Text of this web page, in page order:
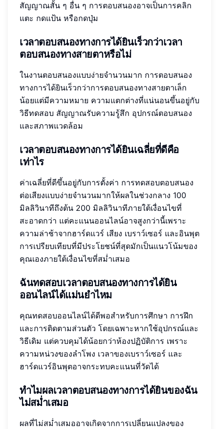
สัญญาณสั้น ๆ อื่น ๆ การตอบสนองอาจเป็นการคลิก
แตะ กดแป้น หรือกดปุ่ม
เวลาตอบสนองทางการได้ยินเร็วกว่าเวลา
ตอบสนองทางสายตาหรือไม่
ในงานตอบสนองแบบง่ายจำนวนมาก การตอบสนอง
ทางการได้ยินเร็วกว่าการตอบสนองทางสายตาเล็ก
น้อยแต่มีความหมาย ความแตกต่างที่แน่นอนขึ้นอยู่กับ
วิธีทดสอบ สัญญาณรับความรู้สึก อุปกรณ์ตอบสนอง
และสภาพแวดล้อม
เวลาตอบสนองทางการได้ยินเฉลี่ยที่ดีคือ
เท่าไร
ค่าเฉลี่ยที่ดีขึ้นอยู่กับการตั้งค่า การทดสอบตอบสนอง
ต่อเสียงแบบง่ายจำนวนมากให้ผลในช่วงกลาง 100
มิลลิวินาทีถึงต้น 200 มิลลิวินาทีภายใต้เงื่อนไขที่
สะอาดกว่า แต่คะแนนออนไลน์อาจสูงกว่านี้เพราะ
ความล่าช้าจากฮาร์ดแวร์ เสียง เบราว์เซอร์ และอินพุต
การเปรียบเทียบที่มีประโยชน์ที่สุดมักเป็นแนวโน้มของ
คุณเองภายใต้เงื่อนไขที่สม่ำเสมอ
ฉันทดสอบเวลาตอบสนองทางการได้ยิน
ออนไลน์ได้แม่นยำไหม
คุณทดสอบออนไลน์ได้ดีพอสำหรับการศึกษา การฝึก
และการติดตามส่วนตัว โดยเฉพาะหากใช้อุปกรณ์และ
วิธีเดิม แต่ควบคุมได้น้อยกว่าห้องปฏิบัติการ เพราะ
ความหน่วงของลำโพง เวลาของเบราว์เซอร์ และ
ฮาร์ดแวร์อินพุตอาจกระทบคะแนนที่วัดได้
ทำไมผลเวลาตอบสนองทางการได้ยินของฉัน
ไม่สม่ำเสมอ
ผลที่ไม่สม่ำเสมออาจเกิดจากการเปลี่ยนแปลงของ